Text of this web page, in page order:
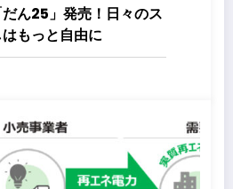
ん25」発売！日々のス
もっと自由に